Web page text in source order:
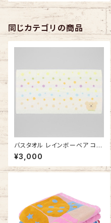
同じカテゴリの商品
バスタオル レインボーベア コッ
トンキャンディ タオルケット 今治
タオルの日本製 ふかふか
¥3,000